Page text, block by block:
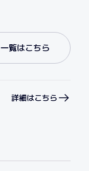
一覧はこちら
詳細はこちら